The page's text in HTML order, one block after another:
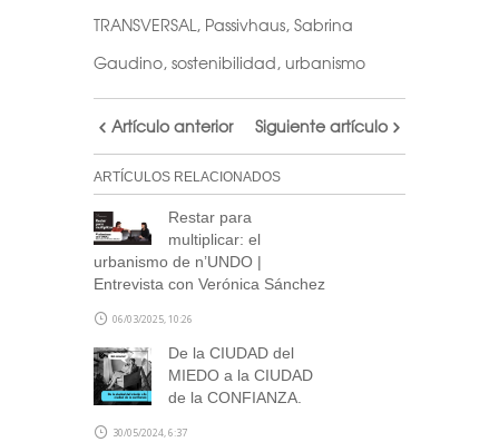
TRANSVERSAL, Passivhaus, Sabrina
Gaudino, sostenibilidad, urbanismo
Artículo anterior Siguiente artículo
ARTÍCULOS RELACIONADOS
Restar para
multiplicar: el
urbanismo de n’UNDO |
Entrevista con Verónica Sánchez
06/03/2025, 10:26
De la CIUDAD del
MIEDO a la CIUDAD
de la CONFIANZA.
30/05/2024, 6:37